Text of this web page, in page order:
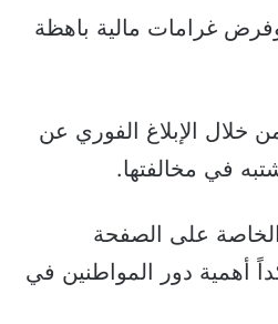
غرامات مالية باهظة
خلال الإبلاغ الفوري عن
في مخالفتها.
على الصفحة
أهمية دور المواطنين في